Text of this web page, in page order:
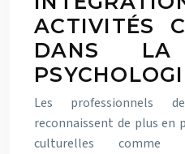
ACTIVITÉS
DANS LA
Les professionnels
reconnaissent de plus en
culturelles comme